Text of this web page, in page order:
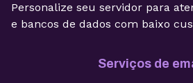
Personalize seu servidor para
e bancos de dados com baixo
Serviços de